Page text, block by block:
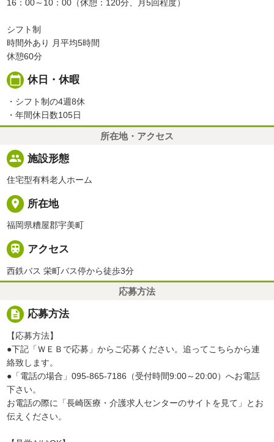
16：00～10：00（休憩：120分、月5回程度）
シフト制
時間外あり 月平均5時間
休憩60分
calendar_today 休日・休暇
・シフト制の4週8休
・年間休日数105日
所在地・アクセス
people 施設形態
住宅型有料老人ホーム
place 所在地
福岡県糟屋郡宇美町
 アクセス
西鉄バス 栄町バス停から徒歩3分
応募方法
description 応募方法
【応募方法】
●下記「ＷＥＢで応募」からご応募ください。追ってこちらから連
絡致します。
●「電話の場合」095-865-7186（受付時間9:00～20:00）へお電話
下さい。
お電話の際に「長崎医療・介護求人センターのサイトを見て」とお
伝えください。